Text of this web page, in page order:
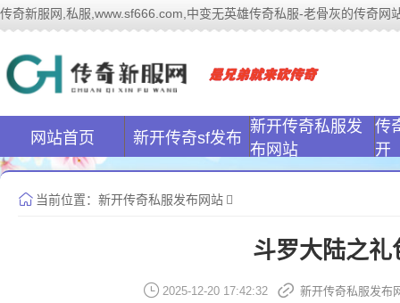
传奇新服网,私服,www.sf666.com,中变无英雄传奇私服-老骨灰的传奇网
网站首页 新开传奇sf发布
新开传奇私服发
布网站
传
开
当前位置： 新开传奇私服发布网站
斗罗大陆之礼
2025-12-20 17:42:32 新开传奇私服发布